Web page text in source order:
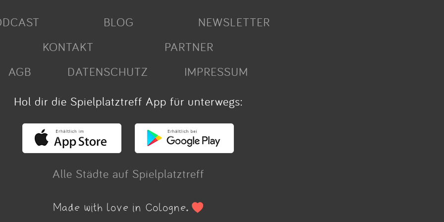
BLOG
NEWSLETTER
KONTAKT
PARTNER
AGB
DATENSCHUTZ
IMPRESSUM
Hol dir die Spielplatztreff App für unterwegs:
Alle Städte auf Spielplatztreff
Made with love in Cologne.